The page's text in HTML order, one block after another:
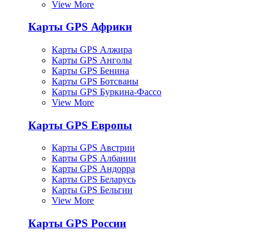
View More
Карты GPS Африки
Карты GPS Алжира
Карты GPS Анголы
Карты GPS Бенина
Карты GPS Ботсваны
Карты GPS Буркина-Фассо
View More
Карты GPS Европы
Карты GPS Австрии
Карты GPS Албании
Карты GPS Андорра
Карты GPS Беларусь
Карты GPS Бельгии
View More
Карты GPS России